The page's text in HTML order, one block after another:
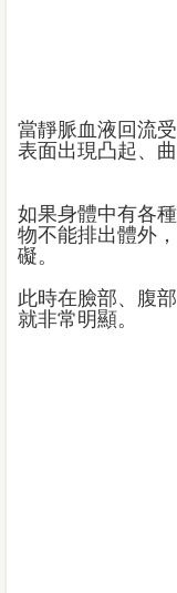
當靜脈血液回流
表面出現凸起、
如果身體中有各
物不能排出體外
礙。
此時在臉部、腹
就非常明顯。